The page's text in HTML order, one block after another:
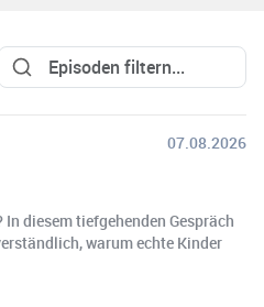
07.08.2026
diesem tiefgehenden Gespräch
warum echte Kinder